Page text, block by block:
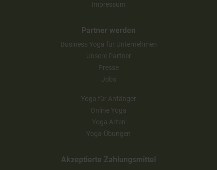
Impressum
Partner werden
Business Yoga für Unternehmen
Unsere Partner
Presse
Jobs
Yoga für Anfänger
Online Yoga
Yoga Arten
Yoga-Übungen
Akzeptierte Zahlungsmittel